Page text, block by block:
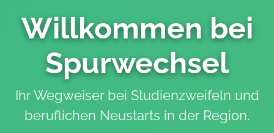
Willkommen bei
Spurwechsel
Ihr Wegweiser bei Studienzweifeln und
beruflichen Neustarts in der Region.